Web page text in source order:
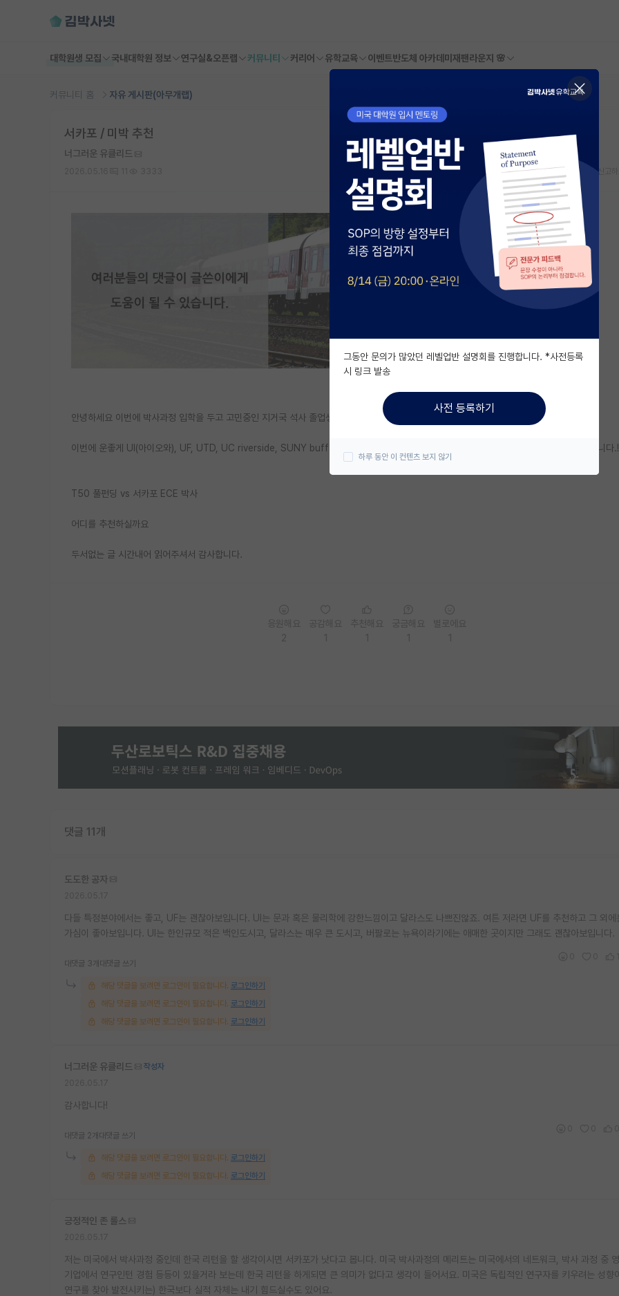
대학원생 모집 국내대학원 정보 연구실&오픈랩 커뮤니티 커리어 유학교육 이벤트반도체 아카데미 재팬라운지 🌸
커뮤니티 홈 자유 게시판(아무개랩)
서카포 / 미박 추천
너그러운 유클리드
스크랩 신고하
안녕하세요 이번에 박사과정 입학을 두고 고민중인 지거국 석사 졸업생 입니다!
이번에 운좋게 UI(아이오와), UF, UTD, UC riverside, SUNY buffalo (전공 순위 T50~60정도) 에서 박사과정 풀펀딩 오퍼를 받게되었습니다.!
T50 풀펀딩 vs 서카포 ECE 박사
어디를 추천하실까요
두서없는 글 시간내어 읽어주셔서 감사합니다.
댓글 11개
도도한 공자
다들 특정분야에서는 좋고, UF는 괜찮아보입니다. UI는 문과 혹은 물리학에 강한느낌이고 달라스도 나쁘진않죠. 여튼 저라면 UF를 추천하고 그 외에
가심이 좋아보입니다. UI는 한인규모 적은 백인도시고, 달라스는 매우 큰 도시고, 버팔로는 뉴욕이라기에는 애매한 곳이지만 그래도 괜찮아보입니다.
대댓글 3개 대댓글 쓰기
해당 댓글을 보려면 로그인이 필요합니다. 로그인하기
해당 댓글을 보려면 로그인이 필요합니다. 로그인하기
해당 댓글을 보려면 로그인이 필요합니다. 로그인하기
너그러운 유클리드
작성자
감사합니다!
대댓글 2개 대댓글 쓰기
해당 댓글을 보려면 로그인이 필요합니다. 로그인하기
해당 댓글을 보려면 로그인이 필요합니다. 로그인하기
긍정적인 존 롤스
저는 미국에서 박사과정 중인데 한국 리턴을 할 생각이시면 서카포가 낫다고 봅니다. 미국 박사과정의 메리트는 미국에서의 네트워크, 박사 과정 중
기업에서 연구인턴 경험 등등이 있을거라 보는데 한국 리턴을 하게되면 큰 의미가 없다고 생각이 들어서요. 미국은 독립적인 연구자를 키우려는 성향
연구를 찾아 발전시키는) 한국보다 실적 자체는 내기 힘드실수도 있어요.
그동안 문의가 많았던 레벨업반 설명회를 진행합니다. *사전등록
시 링크 발송
사전 등록하기
하루 동안 이 컨텐츠 보지 않기